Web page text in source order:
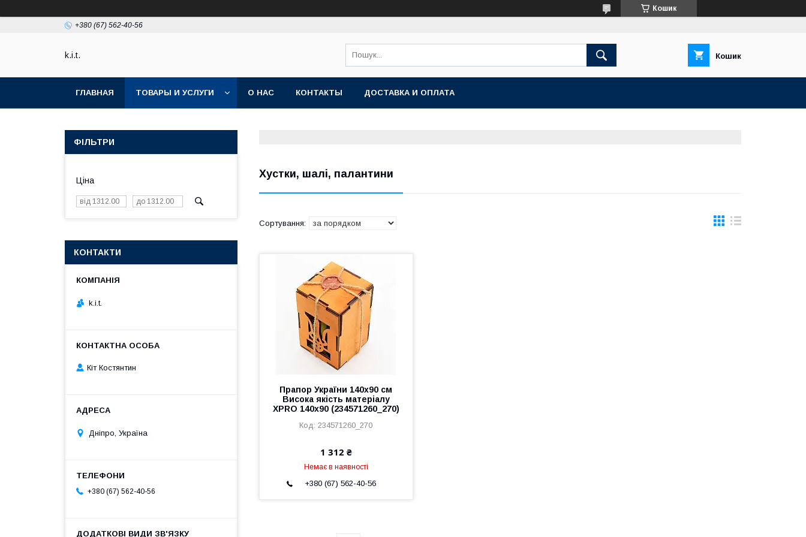
Кошик
+380 (67) 562-40-56
k.i.t. Кошик
ГЛАВНАЯ ТОВАРЫ И УСЛУГИ О НАС КОНТАКТЫ ДОСТАВКА И ОПЛАТА
Хустки, шалі, палантини
Прапор України 140х90 см
Висока якість матеріалу
XPRO 140х90 (234571260_270)
234571260_270
1 312 ₴
Немає в наявності
+380 (67) 562-40-56
ФІЛЬТРИ
Ціна
КОНТАКТИ
k.i.t.
Кіт Костянтин
Дніпро, Україна
+380 (67) 562-40-56